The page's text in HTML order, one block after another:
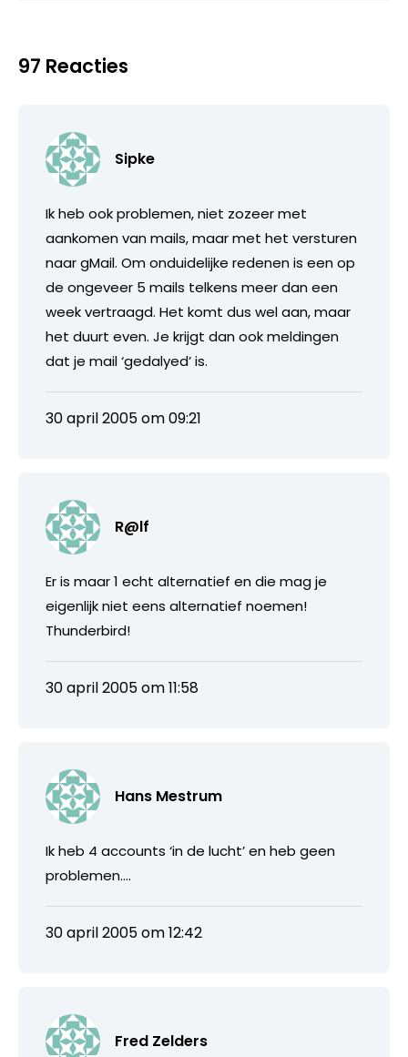
97 Reacties
Sipke
Ik heb ook problemen, niet zozeer met
aankomen van mails, maar met het versturen
naar gMail. Om onduidelijke redenen is een op
de ongeveer 5 mails telkens meer dan een
week vertraagd. Het komt dus wel aan, maar
het duurt even. Je krijgt dan ook meldingen
dat je mail ‘gedalyed’ is.
30 april 2005 om 09:21
R@lf
Er is maar 1 echt alternatief en die mag je
eigenlijk niet eens alternatief noemen!
Thunderbird!
30 april 2005 om 11:58
Hans Mestrum
Ik heb 4 accounts ‘in de lucht’ en heb geen
problemen….
30 april 2005 om 12:42
Fred Zelders